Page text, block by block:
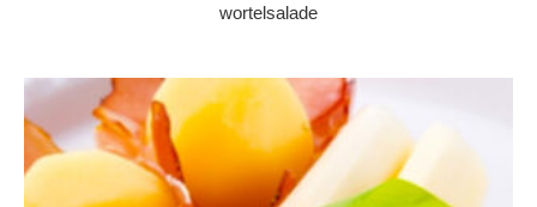
wortelsalade